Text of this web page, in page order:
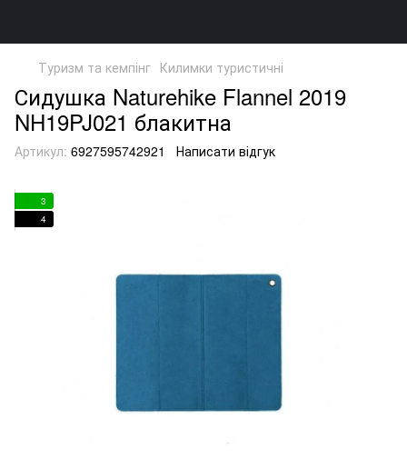
Туризм та кемпінг Килимки туристичні
Сидушка Naturehike Flannel 2019
NH19PJ021 блакитна
Артикул: 6927595742921 Написати відгук
3
4